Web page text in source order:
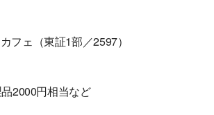
フェ（東証1部／2597）
2000円相当など